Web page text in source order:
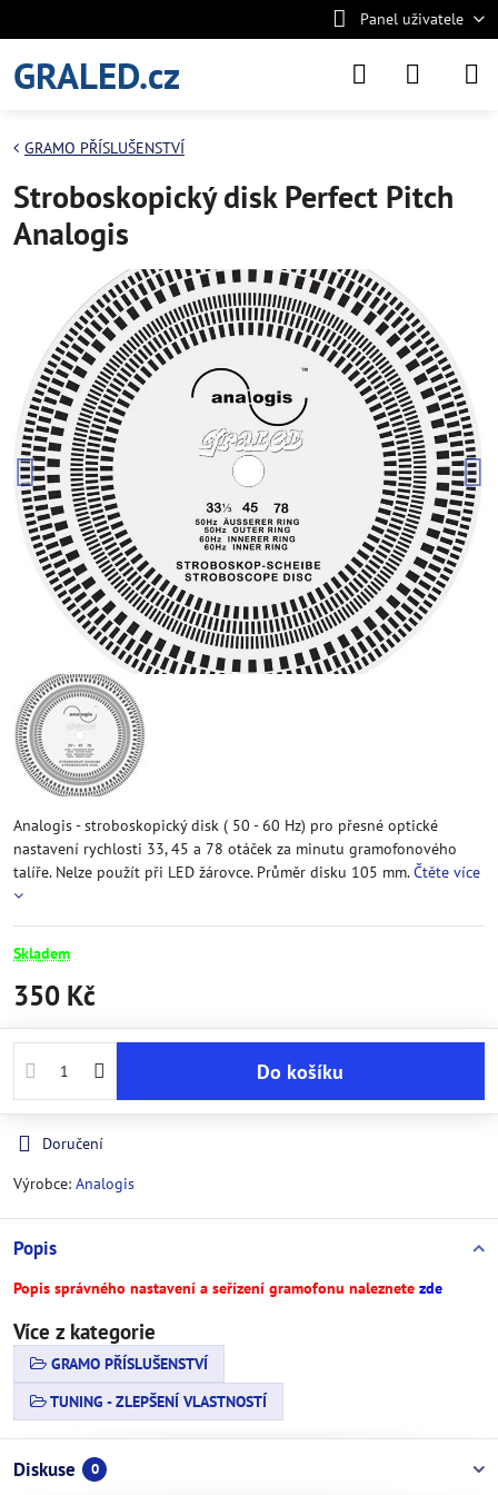
Panel uživatele
GRALED.cz
GRAMO PŘÍSLUŠENSTVÍ
Stroboskopický disk Perfect Pitch
Analogis
Analogis - stroboskopický disk ( 50 - 60 Hz) pro přesné optické
nastavení rychlosti 33, 45 a 78 otáček za minutu gramofonového
talíře. Nelze použít při LED žárovce. Průměr disku 105 mm.Čtěte více
Skladem
350 Kč
Do košíku
Doručení
Výrobce: Analogis
Popis
Popis správného nastavení a seřízení gramofonu naleznete zde
Více z kategorie
GRAMO PŘÍSLUŠENSTVÍ
TUNING - ZLEPŠENÍ VLASTNOSTÍ
Diskuse 0